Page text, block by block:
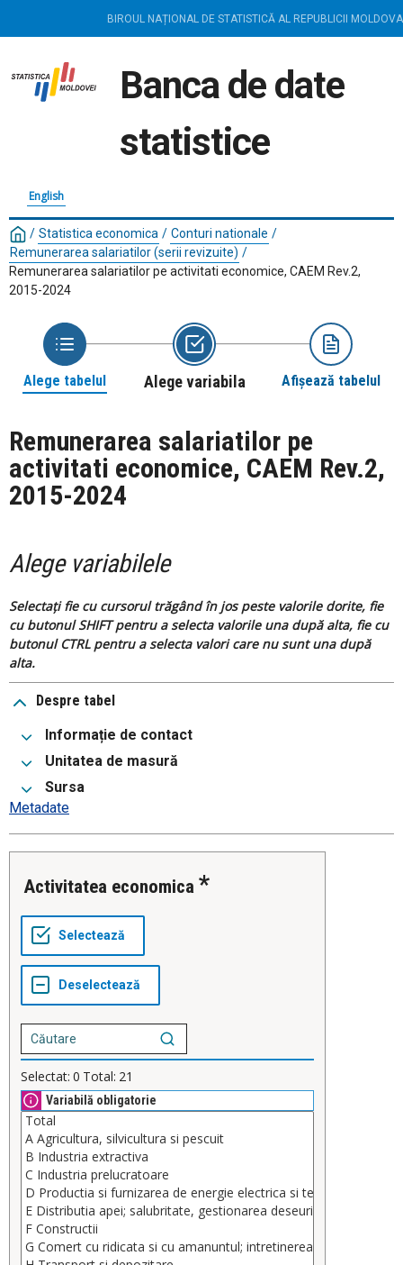
BIROUL NAȚIONAL DE STATISTICĂ AL REPUBLICII MOLDOVA
Banca de date
statistice
English
/ Statistica economica / Conturi nationale /
Remunerarea salariatilor (serii revizuite) /
Remunerarea salariatilor pe activitati economice, CAEM Rev.2,
2015-2024
Alege tabelul Alege variabila Afișează tabelul
Remunerarea salariatilor pe
activitati economice, CAEM Rev.2,
2015-2024
Alege variabilele
Selectați fie cu cursorul trăgând în jos peste valorile dorite, fie
cu butonul SHIFT pentru a selecta valorile una după alta, fie cu
butonul CTRL pentru a selecta valori care nu sunt una după
alta.
Despre tabel
Informație de contact
Unitatea de masură
Sursa
Metadate
Activitatea economica
Selectat: 0 Total: 21
Variabilă obligatorie